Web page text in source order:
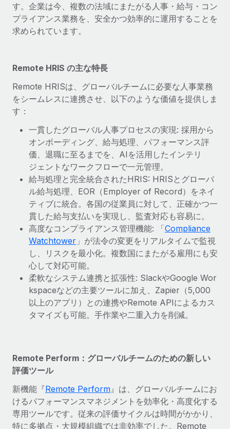
Remoteの製品アップデート：GustoとXeroの統合お
よびContractor Management Plus（契約社員管理
プラス）
業務に最適な人材を採用し、管理し、給与を支給できるようにす
スしました。...
給与詐欺：種類、事例、ビジネスを守る方法
給与, 賃金は詐欺の特に魅力的な標的です。多額の資金がシステ
ム間で頻繁に移動しているためです。このため、自社のビジネス
を保護することは極めて重要です。...
詳細を見る
す。企業は今、複数の法域にまたがる人事・給与・コン
プライアンス業務を、安全かつ効率的に運用することを
求められています。
Remote HRIS の主な特長
Remote HRISは、グローバルチームに必要な人事業務
をシームレスに連携させ、以下のような価値を提供しま
す：
一貫したグローバル人事プロセスの実現: 採用から
オンボーディング、給与処理、パフォーマンス評
価、退職に至るまでを、AIを活用したインテリ
ジェントなワークフローで一元管理。
給与処理と完全統合されたHRIS: HRISとグローバ
ル給与処理、EOR（Employer of Record）をネイ
ティブに統合。各国の従業員に対して、正確かつ一
貫した給与支払いを実現し、監査対応も容易に。
高度なコンプライアンス管理機能: 「Compliance
Watchtower 」が法令の変更をリアルタイムで監視
し、リスクを最小化。複数国にまたがる雇用にも安
心して対応可能。
柔軟なシステム連携と拡張性: SlackやGoogle Wor
kspaceなどの主要ツールに加え、Zapier（5,000
以上のアプリ）との連携やRemote APIによるカス
タマイズも可能。手作業や二重入力を削減。
Remote Perform：グローバルチームのための新しい
評価ツール
新機能『Remote Perform 』は、グローバルチームにお
けるパフォーマンスマネジメントを効率化・高度化する
専用ツールです。従来の評価サイクルは時間がかかり、
特に多拠点・大規模組織では非効率でした。Remote